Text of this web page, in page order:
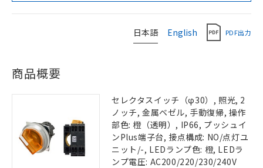
日本語 English PDF出力
商品概要
セレクタスイッチ（φ30）, 照光, 2
ノッチ, 金属ベゼル, 手動復帰, 操作
部色: 橙（透明）, IP66, プッシュイ
ンPlus端子台, 接点構成: NO/点灯ユ
ニット/-, LEDランプ色: 橙, LEDラ
ンプ電圧: AC200/220/230/240V